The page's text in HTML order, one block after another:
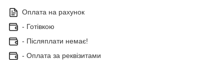
Оплата на рахунок
- Готівкою
- Післяплати немає!
- Оплата за реквізитами